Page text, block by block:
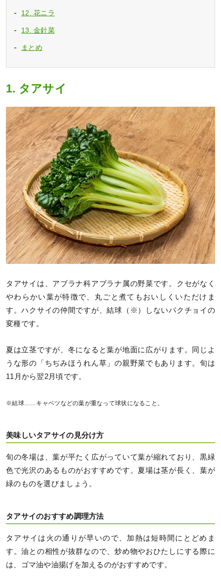
12. 花ニラ
13. 金針菜
まとめ
1. タアサイ
タアサイは、アブラナ科アブラナ属の野菜です。クセがなく
やわらかい葉が特徴で、丸ごと煮てもおいしくいただけま
す。ハクサイの仲間ですが、結球（※）しないパクチョイの
変種です。
夏は立茎ですが、冬になると葉が地面に広がります。同じよ
うな形の「ちぢみほうれん草」の親野菜でもあります。旬は
11月から翌2月頃です。
※結球……キャベツなどの葉が重なって球状になること。
美味しいタアサイの見分け方
旬の冬場は、葉が平たく広がっていて葉が縮れており、黒緑
色で光沢のあるものがおすすめです。夏場は茎が長く、葉が
緑のものを選びましょう。
タアサイのおすすめ調理方法
タアサイは火の通りが早いので、加熱は短時間にとどめま
す。油との相性が抜群なので、炒め物やおひたしにする際に
は、ゴマ油や油揚げを加えるのがおすすめです。